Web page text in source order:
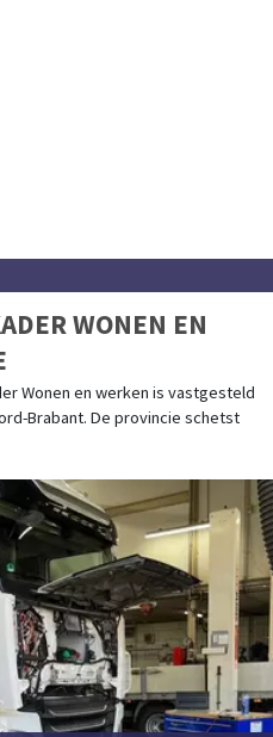
WONEN EN
Wonen en werken is vastgesteld
Brabant. De provincie schetst